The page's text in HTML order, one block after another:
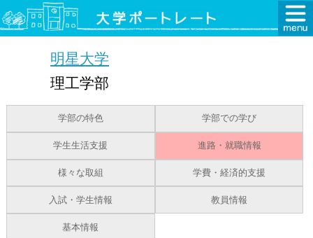
明星大学
理工学部
学部の特色 学部での学び
学生生活支援 進路・就職情報
様々な取組 学費・経済的支援
入試・学生情報 教員情報
基本情報